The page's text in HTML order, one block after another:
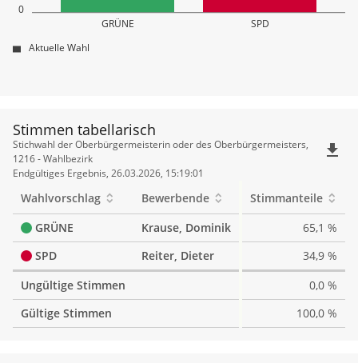
0
GRÜNE SPD
Aktuelle Wahl
Stimmen tabellarisch
Stimmen
tabellarisch
Stichwahl der Oberbürgermeisterin oder des Oberbürgermeisters,
1216 - Wahlbezirk
Endgültiges Ergebnis, 26.03.2026, 15:19:01
file_download
Wahlvorschlag Bewerbende
Stimmanteile
GRÜNE
Krause, Dominik
65,1 %
SPD
Reiter, Dieter
34,9 %
Ungültige Stimmen
0,0 %
Gültige Stimmen
100,0 %